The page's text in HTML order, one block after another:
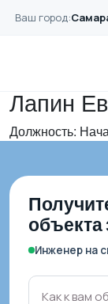
Ваш город:
Главная
Лапин
Должность:
объекта
Инженер на